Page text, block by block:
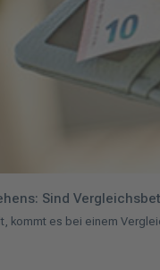
Sind
kommt es bei einem